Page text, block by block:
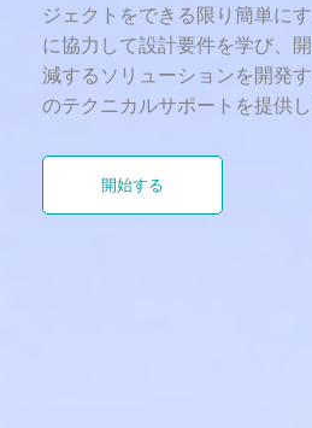
ジェクトをできる限り簡単に
に協力して設計要件を学び、
減するソリューションを開発
のテクニカルサポートを提供し
開始する